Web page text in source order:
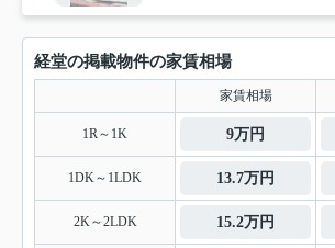
経堂の掲載物件の家賃相場
家賃相場
1R～1K 9万円
1DK～1LDK 13.7万円
2K～2LDK 15.2万円